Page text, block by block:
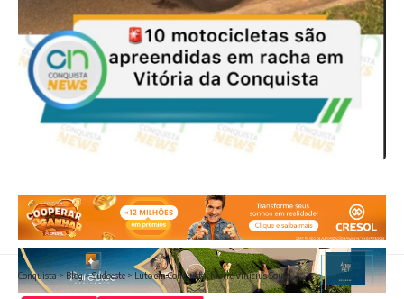
Conquista>Blog>Sudoeste>Luto em Conquista: Morre Vinícius Sousa